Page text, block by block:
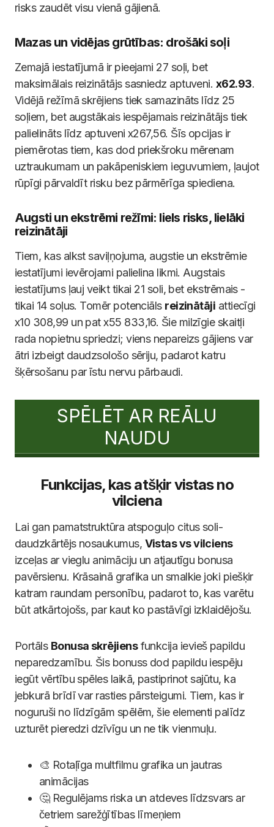
risks zaudēt visu vienā gājienā.
Mazas un vidējas grūtības: drošāki soļi
Zemajā iestatījumā ir pieejami 27 soļi, bet
maksimālais reizinātājs sasniedz aptuveni. x62.93.
Vidējā režīmā skrējiens tiek samazināts līdz 25
soļiem, bet augstākais iespējamais reizinātājs tiek
palielināts līdz aptuveni x267,56. Šīs opcijas ir
piemērotas tiem, kas dod priekšroku mērenam
uztraukumam un pakāpeniskiem ieguvumiem, ļaujot
rūpīgi pārvaldīt risku bez pārmērīga spiediena.
Augsti un ekstrēmi režīmi: liels risks, lielāki
reizinātāji
Tiem, kas alkst saviļņojuma, augstie un ekstrēmie
iestatījumi ievērojami palielina likmi. Augstais
iestatījums ļauj veikt tikai 21 soli, bet ekstrēmais -
tikai 14 soļus. Tomēr potenciāls reizinātāji attiecīgi
x10 308,99 un pat x55 833,16. Šie milzīgie skaitļi
rada nopietnu spriedzi; viens nepareizs gājiens var
ātri izbeigt daudzsološo sēriju, padarot katru
šķērsošanu par īstu nervu pārbaudi.
SPĒLĒT AR REĀLU
NAUDU
Funkcijas, kas atšķir vistas no
vilciena
Lai gan pamatstruktūra atspoguļo citus soli-
daudzkārtējs nosaukumus, Vistas vs vilciens
izceļas ar vieglu animāciju un atjautīgu bonusa
pavērsienu. Krāsainā grafika un smalkie joki piešķir
katram raundam personību, padarot to, kas varētu
būt atkārtojošs, par kaut ko pastāvīgi izklaidējošu.
Portāls Bonusa skrējiensfunkcija ievieš papildu
neparedzamību. Šis bonuss dod papildu iespēju
iegūt vērtību spēles laikā, pastiprinot sajūtu, ka
jebkurā brīdī var rasties pārsteigumi. Tiem, kas ir
noguruši no līdzīgām spēlēm, šie elementi palīdz
uzturēt pieredzi dzīvīgu un ne tik vienmuļu.
🎨 Rotaļīga multfilmu grafika un jautras
animācijas
🤔 Regulējams riska un atdeves līdzsvars ar
četriem sarežģītības līmeņiem